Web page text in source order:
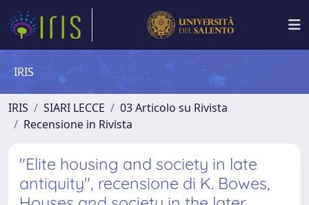
IRIS
IRIS SIARI LECCE
03 Articolo su Rivista
Recensione in Rivista
"Elite housing and society in late
antiquity", recensione di K. Bowes,